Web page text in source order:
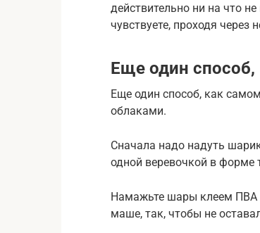
действительно ни на что
чувствуете, проходя через
Еще один способ,
Еще один способ, как
облаками.
Сначала надо надуть
одной веревочкой в форме
Намажьте шары клеем ПВА
маше, так, чтобы не